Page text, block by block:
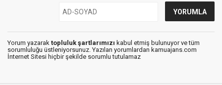
Yorum yazarak topluluk şartlarımızı kabul etmiş bulunuyor ve tüm
sorumluluğu üstleniyorsunuz. Yazılan yorumlardan kamuajans.com
İnternet Sitesi hiçbir şekilde sorumlu tutulamaz